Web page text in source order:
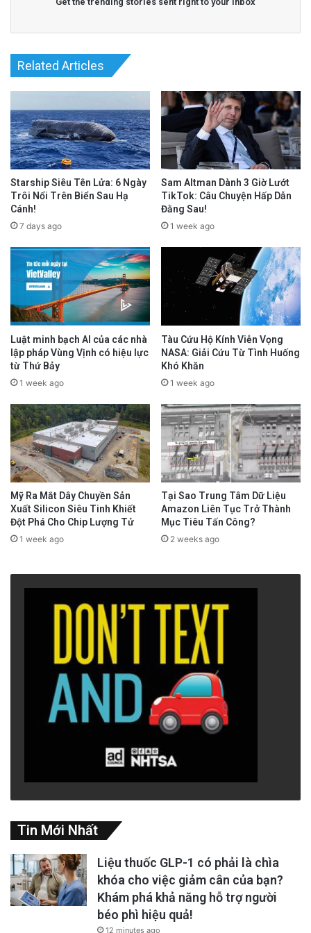
Related Articles
Starship Siêu Tên Lửa: 6 Ngày
Trôi Nổi Trên Biển Sau Hạ
Cánh!
7 days ago
Sam Altman Dành 3 Giờ Lướt
TikTok: Câu Chuyện Hấp Dẫn
Đằng Sau!
1 week ago
Luật minh bạch AI của các nhà
lập pháp Vùng Vịnh có hiệu lực
từ Thứ Bảy
1 week ago
Tàu Cứu Hộ Kính Viễn Vọng
NASA: Giải Cứu Từ Tình Huống
Khó Khăn
1 week ago
Mỹ Ra Mắt Dây Chuyền Sản
Xuất Silicon Siêu Tinh Khiết
Đột Phá Cho Chip Lượng Tử
1 week ago
Tại Sao Trung Tâm Dữ Liệu
Amazon Liên Tục Trở Thành
Mục Tiêu Tấn Công?
2 weeks ago
Tin Mới Nhất
Liệu thuốc GLP-1 có phải là chìa
khóa cho việc giảm cân của bạn?
Khám phá khả năng hỗ trợ người
béo phì hiệu quả!
12 minutes ago